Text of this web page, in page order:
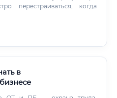
перестраиваться, когда
в